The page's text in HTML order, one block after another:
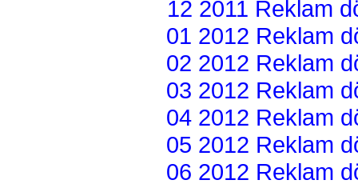
12 2011 Reklam
01 2012 Reklam
02 2012 Reklam
03 2012 Reklam
04 2012 Reklam
05 2012 Reklam
06 2012 Reklam